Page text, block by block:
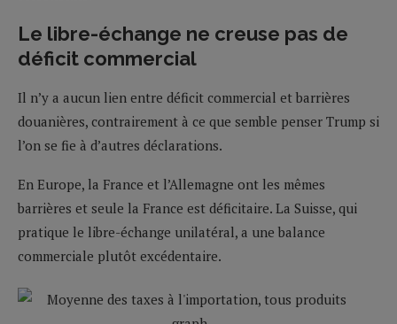
Le libre-échange ne creuse pas de
déficit commercial
Il n’y a aucun lien entre déficit commercial et barrières
douanières, contrairement à ce que semble penser Trump si
l’on se fie à d’autres déclarations.
En Europe, la France et l’Allemagne ont les mêmes
barrières et seule la France est déficitaire. La Suisse, qui
pratique le libre-échange unilatéral, a une balance
commerciale plutôt excédentaire.